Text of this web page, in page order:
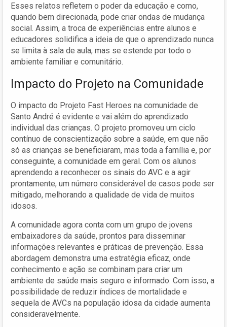
Esses relatos refletem o poder da educação e como,
quando bem direcionada, pode criar ondas de mudança
social. Assim, a troca de experiências entre alunos e
educadores solidifica a ideia de que o aprendizado nunca
se limita à sala de aula, mas se estende por todo o
ambiente familiar e comunitário.
Impacto do Projeto na Comunidade
O impacto do Projeto Fast Heroes na comunidade de
Santo André é evidente e vai além do aprendizado
individual das crianças. O projeto promoveu um ciclo
contínuo de conscientização sobre a saúde, em que não
só as crianças se beneficiaram, mas toda a família e, por
conseguinte, a comunidade em geral. Com os alunos
aprendendo a reconhecer os sinais do AVC e a agir
prontamente, um número considerável de casos pode ser
mitigado, melhorando a qualidade de vida de muitos
idosos.
A comunidade agora conta com um grupo de jovens
embaixadores da saúde, prontos para disseminar
informações relevantes e práticas de prevenção. Essa
abordagem demonstra uma estratégia eficaz, onde
conhecimento e ação se combinam para criar um
ambiente de saúde mais seguro e informado. Com isso, a
possibilidade de reduzir índices de mortalidade e
sequela de AVCs na população idosa da cidade aumenta
consideravelmente.